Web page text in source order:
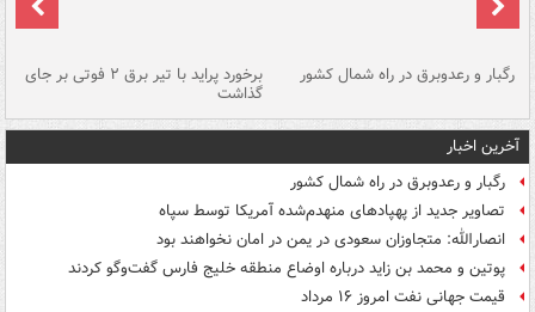
رگبار و رعدوبرق در راه شمال کشور برخورد پراید با تیر برق ۲ فوتی بر جای
گذاشت
آخرین اخبار
رگبار و رعدوبرق در راه شمال کشور
تصاویر جدید از پهپادهای منهدم‌شده آمریکا توسط سپاه
انصارالله: متجاوزان سعودی در یمن در امان نخواهند بود
پوتین و محمد بن زاید درباره اوضاع منطقه خلیج فارس گفت‌وگو کردند
قیمت جهانی نفت امروز ۱۶ مرداد